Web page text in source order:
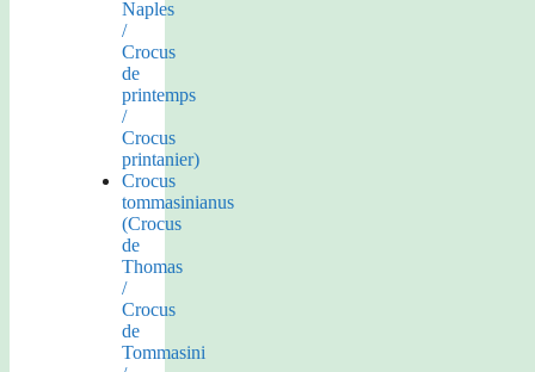
Naples
/
Crocus
de
printemps
/
Crocus
printanier)
Crocus
tommasinianus
(Crocus
de
Thomas
/
Crocus
de
Tommasini